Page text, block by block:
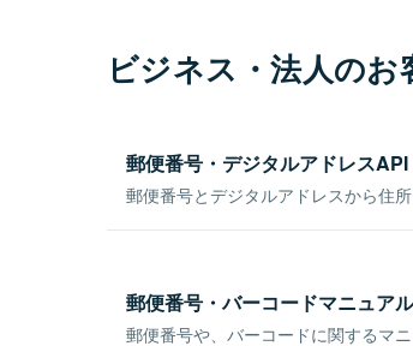
ビジネス・法人の
郵便番号・デジタルアドレスAPI
郵便番号とデジタルアドレスから住
郵便番号・バーコードマニュアル
郵便番号や、バーコードに関するマ